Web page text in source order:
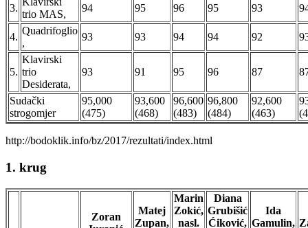
3.
trio MAS,
94 95 96 95 93
4.
Quadrifoglio
,
93 93 94 94 92
5.
Klavirski
trio
Desiderata,
93 91 95 96 87
Sudački
strogomjer
95,000
(475)
93,600
(468)
96,600
(483)
96,800
(484)
92,600
(463)
http://bodoklik.info/bz/2017/rezultati/index.html
1. krug
Zoran
Matej
Zupan,
Marin
Zokić,
nasl.
Diana
Grubišić
Ćiković,
Ida
Gamulin,